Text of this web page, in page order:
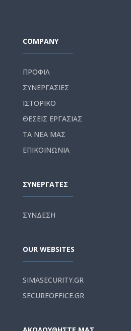
COMPANY
ΠΡΟΦΙΛ
ΣΥΝΕΡΓΑΣΙΕΣ
ΙΣΤΟΡΙΚΟ
ΘΕΣΕΙΣ ΕΡΓΑΣΙΑΣ
ΤΑ ΝΕΑ ΜΑΣ
ΕΠΙΚΟΙΝΩΝΙΑ
ΣΥΝΕΡΓΑΤΕΣ
ΣΥΝΔΕΣΗ
OUR WEBSITES
SIMASECURITY.GR
SECUREOFFICE.GR